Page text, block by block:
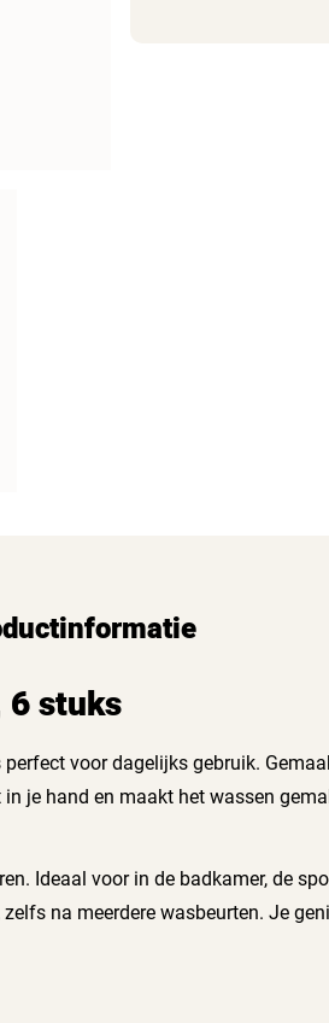
6 stuks
voor dagelijks gebruik.
je hand en maakt het wassen
Ideaal voor in de badkamer, de
na meerdere wasbeurten. Je